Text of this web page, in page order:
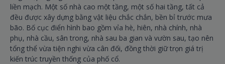
liền mạch. Một số nhà cao một tầng, một số hai tầng, tất cả
đều được xây dựng bằng vật liệu chắc chắn, bền bỉ trước mưa
bão. Bố cục điển hình bao gồm vỉa hè, hiên, nhà chính, nhà
phụ, nhà cầu, sân trong, nhà sau ba gian và vườn sau, tạo nên
tổng thể vừa tiện nghi vừa cân đối, đồng thời giữ trọn giá trị
kiến trúc truyền thống của phố cổ.